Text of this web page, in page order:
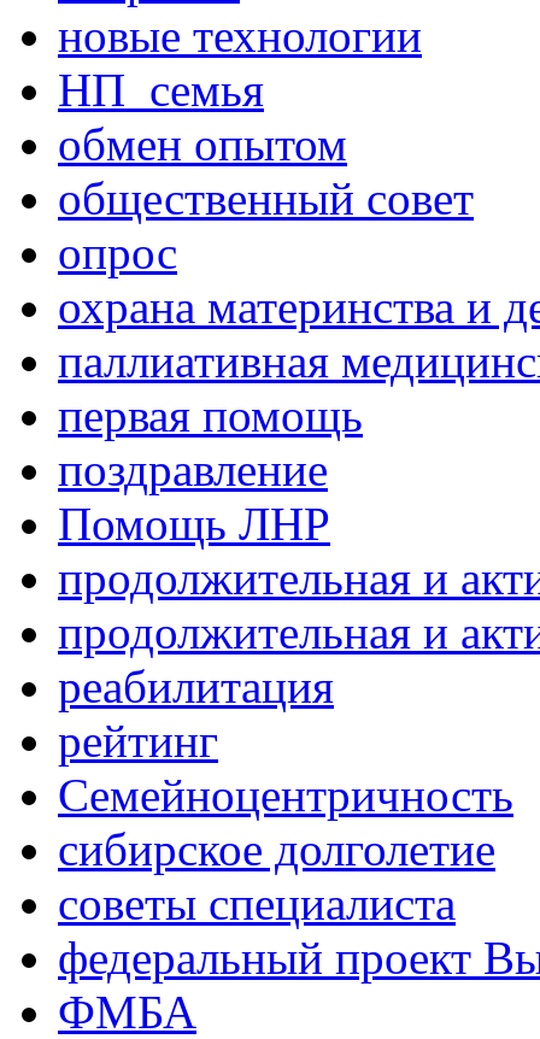
новые технологии
НП_семья
обмен опытом
общественный совет
опрос
охрана материнства и
паллиативная
первая помощь
поздравление
Помощь ЛНР
продолжительная и
продолжительная и
реабилитация
рейтинг
Семейноцентричность
сибирское долголетие
советы специалиста
федеральный проект
ФМБА